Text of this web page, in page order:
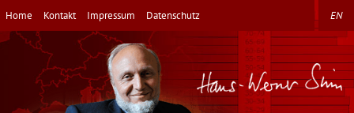
Direkt
zum
Inhalt
Home Kontakt Impressum Datenschutz EN